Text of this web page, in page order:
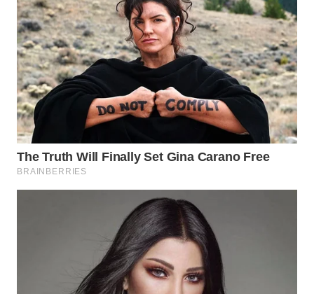
WN
BOGOR
WN
DEPOK
TAPANULI
UTARA